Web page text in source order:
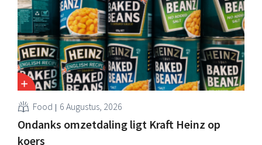
Food 6 Augustus, 2026
Ondanks omzetdaling ligt Kraft Heinz op
koers